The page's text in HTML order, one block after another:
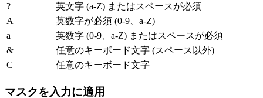
?
英文字 (a-Z) またはスペースが必須
A
英数字が必須 (0-9、a-Z)
a
英数字 (0-9、a-Z) またはスペースが必須
&
任意のキーボード文字 (スペース以外)
C
任意のキーボード文字
マスクを入力に適用